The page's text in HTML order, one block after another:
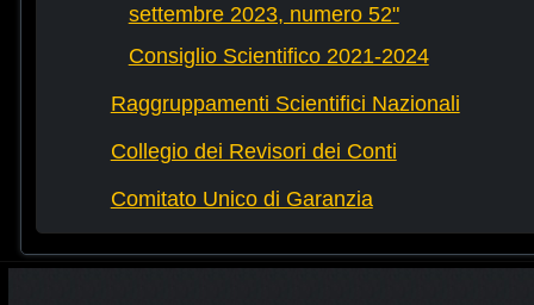
settembre 2023, numero 52"
Consiglio Scientifico 2021-2024
Raggruppamenti Scientifici Nazionali
Collegio dei Revisori dei Conti
Comitato Unico di Garanzia